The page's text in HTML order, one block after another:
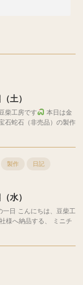
土）
柴工房です
本日は金
石蛇石（非売品）の製作
製作 日記
水）
一日 こんにちは、豆柴工
様へ納品する、 ミニチ